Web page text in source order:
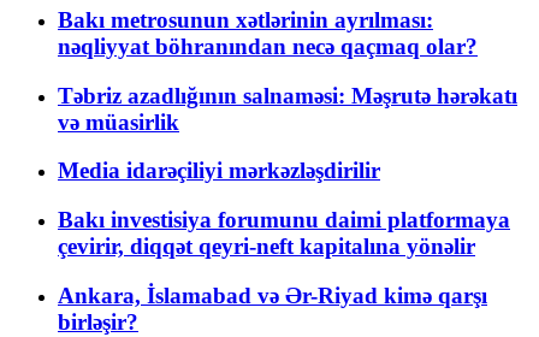
Bakı metrosunun xətlərinin ayrılması:
nəqliyyat böhranından necə qaçmaq olar?
Təbriz azadlığının salnaməsi: Məşrutə hərəkatı
və müasirlik
Media idarəçiliyi mərkəzləşdirilir
Bakı investisiya forumunu daimi platformaya
çevirir, diqqət qeyri-neft kapitalına yönəlir
Ankara, İslamabad və Ər-Riyad kimə qarşı
birləşir?